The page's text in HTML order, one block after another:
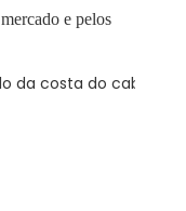
e pelos